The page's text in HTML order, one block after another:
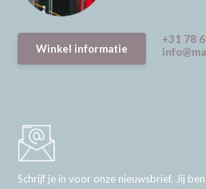
Winkel informatie
+31 78
Schrijf je in voor onze nieuwsbrief. Jij